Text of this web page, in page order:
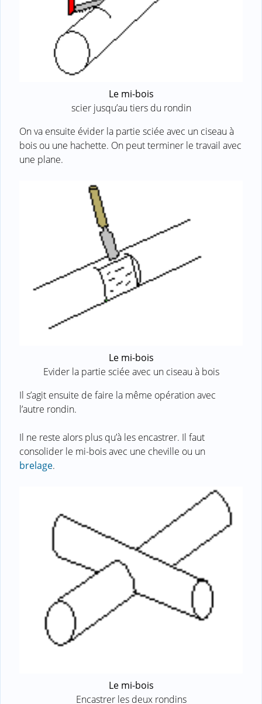
Le mi-bois
scier jusqu’au tiers du rondin
On va ensuite évider la partie sciée avec un ciseau à
bois ou une hachette. On peut terminer le travail avec
une plane.
Le mi-bois
Evider la partie sciée avec un ciseau à bois
Il s’agit ensuite de faire la même opération avec
l’autre rondin.
Il ne reste alors plus qu’à les encastrer. Il faut
consolider le mi-bois avec une cheville ou un
brelage.
Le mi-bois
Encastrer les deux rondins